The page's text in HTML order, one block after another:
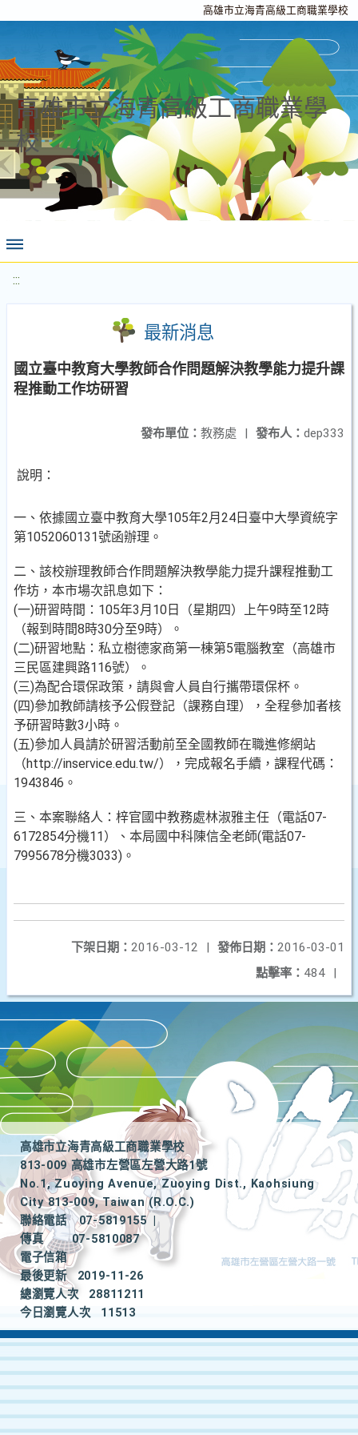
高雄市立海青高級工商職業學校
高雄市立海青高級工商職業學
校
:::
最新消息
國立臺中教育大學教師合作問題解決教學能力提升課
程推動工作坊研習
發布人： dep333
發布單位： 教務處 |
說明：
一、依據國立臺中教育大學105年2月24日臺中大學資統字
第1052060131號函辦理。
二、該校辦理教師合作問題解決教學能力提升課程推動工
作坊，本市場次訊息如下：
(一)研習時間：105年3月10日（星期四）上午9時至12時
（報到時間8時30分至9時）。
(二)研習地點：私立樹德家商第一棟第5電腦教室（高雄市
三民區建興路116號）。
(三)為配合環保政策，請與會人員自行攜帶環保杯。
(四)參加教師請核予公假登記（課務自理），全程參加者核
予研習時數3小時。
(五)參加人員請於研習活動前至全國教師在職進修網站
（http://inservice.edu.tw/），完成報名手續，課程代碼：
1943846。
三、本案聯絡人：梓官國中教務處林淑雅主任（電話07-
6172854分機11）、本局國中科陳信全老師(電話07-
7995678分機3033)。
發佈日期： 2016-03-01
下架日期： 2016-03-12
|
點擊率： 484 |
高雄市立海青高級工商職業學校
813-009 高雄市左營區左營大路1號
No.1, Zuoying Avenue, Zuoying Dist., Kaohsiung
City 813-009, Taiwan (R.O.C.)
聯絡電話
07-5819155
|
傳真
07-5810087
電子信箱
最後更新
2019-11-26
總瀏覽人次
28811211
今日瀏覽人次
11513